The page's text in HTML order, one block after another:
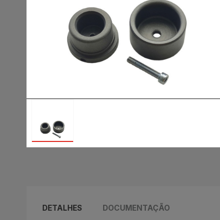
DETALHES DOCUMENTAÇÃO